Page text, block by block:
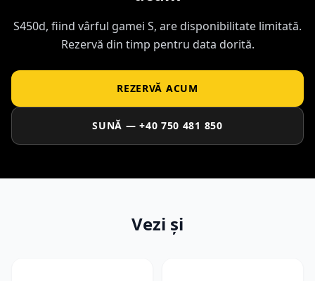
S450d, fiind vârful gamei S, are disponibilitate limitată.
Rezervă din timp pentru data dorită.
REZERVĂ ACUM
SUNĂ — +40 750 481 850
Vezi și